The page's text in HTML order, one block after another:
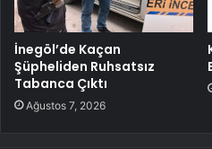
İnegöl’de Kaçan
Şüpheliden Ruhsatsız
Tabanca Çıktı
Ağustos 7, 2026